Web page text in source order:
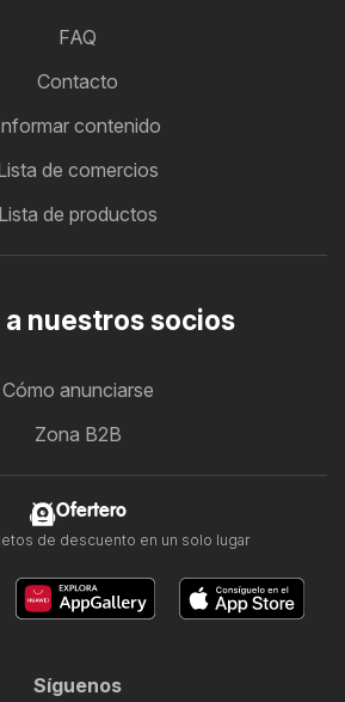
FAQ
Contacto
contenido
de comercios
Lista de productos
nuestros socios
Cómo anunciarse
Zona B2B
Ofertero
de descuento en un solo lugar
Síguenos